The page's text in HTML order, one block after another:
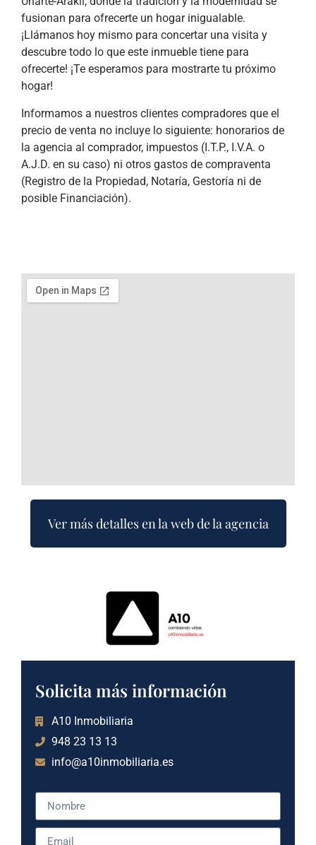
fusionan para ofrecerte un hogar inigualable.
¡Llámanos hoy mismo para concertar una visita y
descubre todo lo que este inmueble tiene para
ofrecerte! ¡Te esperamos para mostrarte tu próximo
hogar!
Informamos a nuestros clientes compradores que el
precio de venta no incluye lo siguiente: honorarios de
la agencia al comprador, impuestos (I.T.P., I.V.A. o
A.J.D. en su caso) ni otros gastos de compraventa
(Registro de la Propiedad, Notaría, Gestoría ni de
posible Financiación).
Ver más detalles en la web de la agencia
Solicita más información
A10 Inmobiliaria
948 23 13 13
info@a10inmobiliaria.es